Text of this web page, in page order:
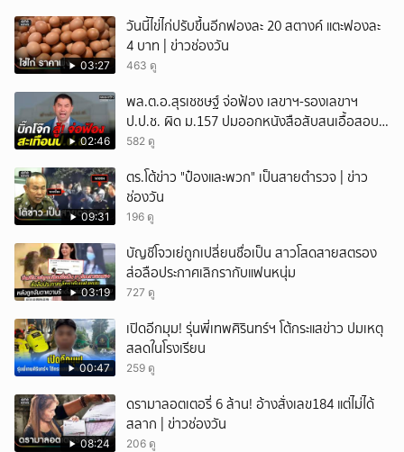
03:27
วันนี้ไข่ไก่ปรับขึ้นอีกฟองละ 20 สตางค์ แตะฟองละ
4 บาท | ข่าวช่องวัน
463 ดู
02:46
พล.ต.อ.สุรเชชษฐ์ จ่อฟ้อง เลขาฯ-รองเลขาฯ
ป.ป.ช. ผิด ม.157 ปมออกหนังสือสับสนเอื้อสอบ
คดีซ้ำซ้อน
582 ดู
09:31
ตร.โต้ข่าว "ป๋องและพวก" เป็นสายตำรวจ | ข่าว
ช่องวัน
196 ดู
03:19
บัญชีโจวเย่ถูกเปลี่ยนชื่อเป็น สาวโสดสายสตรอง
ส่อลือประกาศเลิกรากับแฟนหนุ่ม
727 ดู
00:47
เปิดอีกมุม! รุ่นพี่เทพศิรินทร์ฯ โต้กระแสข่าว ปมเหตุ
สลดในโรงเรียน
259 ดู
08:24
ดรามาลอตเตอรี่ 6 ล้าน! อ้างสั่งเลข184 แต่ไม่ได้
สลาก | ข่าวช่องวัน
206 ดู